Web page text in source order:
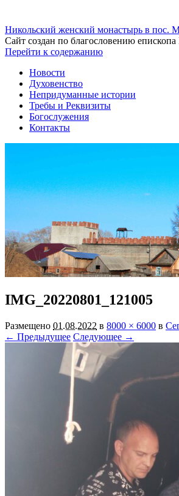
Никольский женский монастырь в пос.
Сайт создан по благословению
Перейти к содержанию
Новости
Духовенство
Непридуманные истории
Требы и Реквизиты
Богослужения
Контакты
IMG_20220801_121005
Размещено 01.08.2022 в 8000 × 6000 в
← Предыдущее Следующее →